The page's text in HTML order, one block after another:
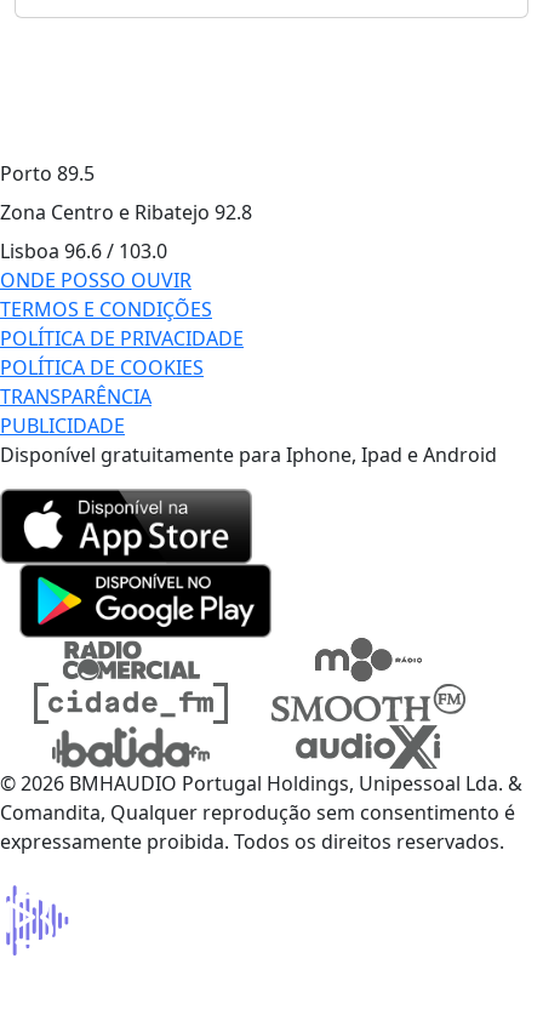
Porto 89.5
Zona Centro e Ribatejo 92.8
Lisboa 96.6 / 103.0
ONDE POSSO OUVIR
TERMOS E CONDIÇÕES
POLÍTICA DE PRIVACIDADE
POLÍTICA DE COOKIES
TRANSPARÊNCIA
PUBLICIDADE
Disponível gratuitamente para Iphone, Ipad e Android
© 2026 BMHAUDIO Portugal Holdings, Unipessoal Lda. &
Comandita, Qualquer reprodução sem consentimento é
expressamente proibida. Todos os direitos reservados.